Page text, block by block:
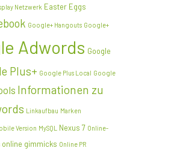
Netzwerk Easter Eggs
Google+ Hangouts Google+
Adwords Google
Plus+ Google Plus Local Google
Informationen zu
Linkaufbau Marken
Version MySQL Nexus 7 Online-
online gimmicks Online PR